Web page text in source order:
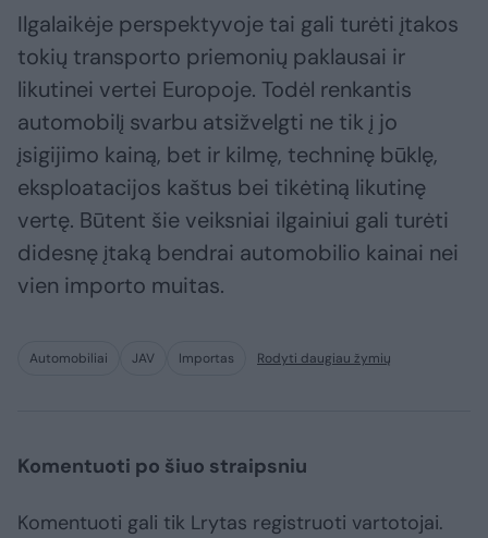
Ilgalaikėje perspektyvoje tai gali turėti įtakos
tokių transporto priemonių paklausai ir
likutinei vertei Europoje. Todėl renkantis
automobilį svarbu atsižvelgti ne tik į jo
įsigijimo kainą, bet ir kilmę, techninę būklę,
eksploatacijos kaštus bei tikėtiną likutinę
vertę. Būtent šie veiksniai ilgainiui gali turėti
didesnę įtaką bendrai automobilio kainai nei
vien importo muitas.
Automobiliai JAV Importas Rodyti daugiau žymių
Komentuoti po šiuo straipsniu
Komentuoti gali tik Lrytas registruoti vartotojai.